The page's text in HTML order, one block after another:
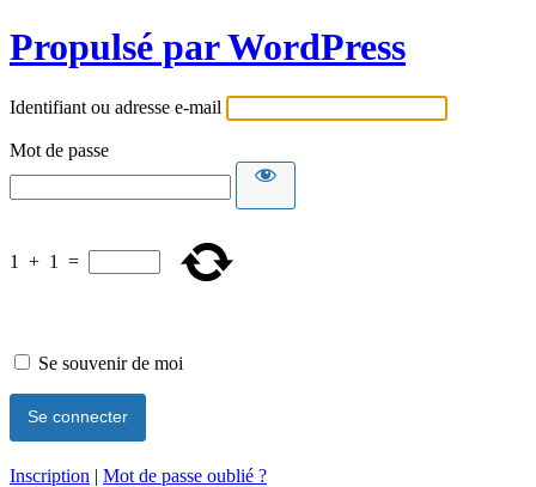
Propulsé par WordPress
Identifiant ou adresse e-mail
Mot de passe
1 + 1 =
Se souvenir de moi
Inscription | Mot de passe oublié ?